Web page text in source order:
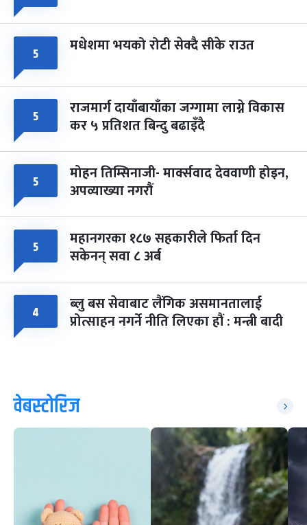
५ मधेशमा भयको रोटी सेक्दै सीके राउत
५ राजमार्ग दायाँबायाँका जग्गामा लाग्ने विकास
कर ५ प्रतिशत बिन्दु बढाइँदै
५ मोहन तिम्सिनाजी- मार्क्सवाद देववाणी होइन,
अपव्याख्या नगरौं
५ महानगरका १८७ सहकारीले फिर्ता दिन
सकेनन् सवा ८ अर्ब
४ ब्लु बस सेवाबाट लैंगिक असमानतालाई
प्रोत्साहन नगर्ने नीति लिएका हौं : मन्त्री बादी
वेबस्टोरिज